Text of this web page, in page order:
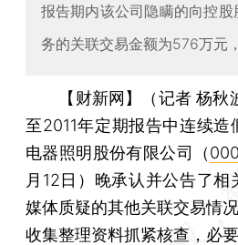
报告期内该公司隐瞒的向控
务的关联交易金额为576万元
【财新网】（记者 杨秋
至2011年定期报告中连续
电器照明股份有限公司（
月12日）晚承认并公告了
媒体质疑的其他关联交易情
收集整理资料抓紧核查，必